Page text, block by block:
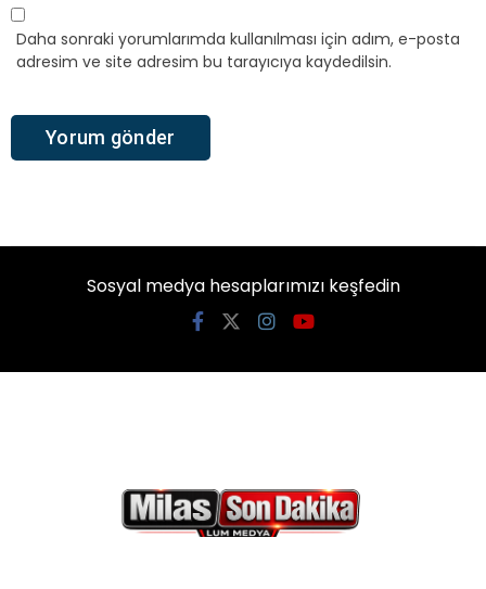
Daha sonraki yorumlarımda kullanılması için adım, e-posta
adresim ve site adresim bu tarayıcıya kaydedilsin.
Sosyal medya hesaplarımızı keşfedin